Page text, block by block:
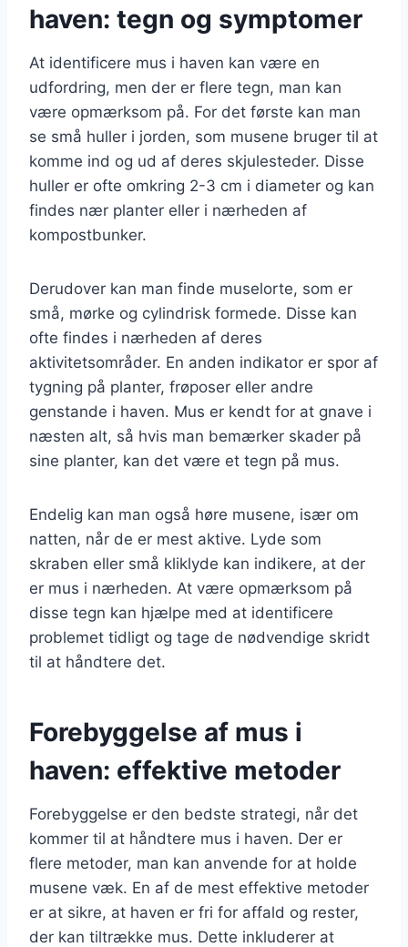
haven: tegn og symptomer
At identificere mus i haven kan være en
udfordring, men der er flere tegn, man kan
være opmærksom på. For det første kan man
se små huller i jorden, som musene bruger til at
komme ind og ud af deres skjulesteder. Disse
huller er ofte omkring 2-3 cm i diameter og kan
findes nær planter eller i nærheden af
kompostbunker.
Derudover kan man finde muselorte, som er
små, mørke og cylindrisk formede. Disse kan
ofte findes i nærheden af deres
aktivitetsområder. En anden indikator er spor af
tygning på planter, frøposer eller andre
genstande i haven. Mus er kendt for at gnave i
næsten alt, så hvis man bemærker skader på
sine planter, kan det være et tegn på mus.
Endelig kan man også høre musene, især om
natten, når de er mest aktive. Lyde som
skraben eller små kliklyde kan indikere, at der
er mus i nærheden. At være opmærksom på
disse tegn kan hjælpe med at identificere
problemet tidligt og tage de nødvendige skridt
til at håndtere det.
Forebyggelse af mus i
haven: effektive metoder
Forebyggelse er den bedste strategi, når det
kommer til at håndtere mus i haven. Der er
flere metoder, man kan anvende for at holde
musene væk. En af de mest effektive metoder
er at sikre, at haven er fri for affald og rester,
der kan tiltrække mus. Dette inkluderer at